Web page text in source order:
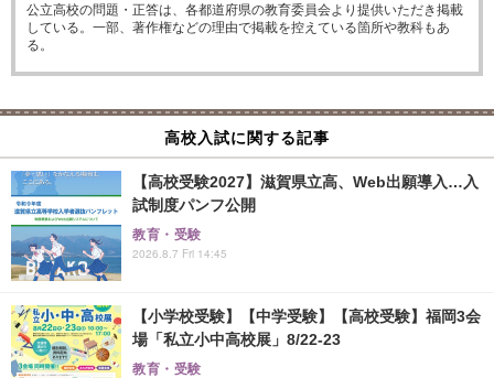
公立高校の問題・正答は、各都道府県の教育委員会より提供いただき掲載
している。一部、著作権などの理由で掲載を控えている箇所や教科もあ
る。
高校入試に関する記事
【高校受験2027】滋賀県立高、Web出願導入…入
試制度パンフ公開
教育・受験
2026.8.7 Fri 14:45
【小学校受験】【中学受験】【高校受験】福岡3会
場「私立小中高校展」8/22-23
教育・受験